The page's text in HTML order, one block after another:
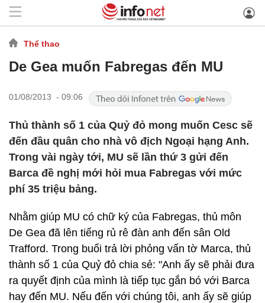
Thể thao
De Gea muốn Fabregas đến MU
01/08/2013 - 09:06
Thủ thành số 1 của Quỷ đỏ mong muốn Cesc sẽ
đến đầu quân cho nhà vô địch Ngoại hạng Anh.
Trong vài ngày tới, MU sẽ lần thứ 3 gửi đến
Barca đề nghị mới hỏi mua Fabregas với mức
phí 35 triệu bảng.
Nhằm giúp MU có chữ ký của Fabregas, thủ môn
De Gea đã lên tiếng rủ rê đàn anh đến sân Old
Trafford. Trong buổi trả lời phỏng vấn tờ Marca, thủ
thành số 1 của Quỷ đỏ chia sẻ: "Anh ấy sẽ phải đưa
ra quyết định của mình là tiếp tục gắn bó với Barca
hay đến MU. Nếu đến với chúng tôi, anh ấy sẽ giúp